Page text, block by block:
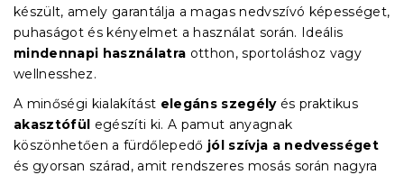
készült, amely garantálja a magas nedvszívó képességet,
puhaságot és kényelmet a használat során. Ideális
mindennapi használatra otthon, sportoláshoz vagy
wellnesshez.
A minőségi kialakítást elegáns szegélyés praktikus
akasztófül egészíti ki. A pamut anyagnak
köszönhetően a fürdőlepedő jól szívja a nedvességet
és gyorsan szárad, amit rendszeres mosás során nagyra